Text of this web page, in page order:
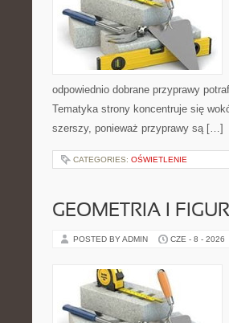
odpowiednio dobrane przyprawy
Tematyka strony koncentruje się
szerszy, ponieważ przyprawy są […]
CATEGORIES: OŚWIETLENIE
GEOMETRIA I
POSTED BY ADMIN CZE - 8 - 2026